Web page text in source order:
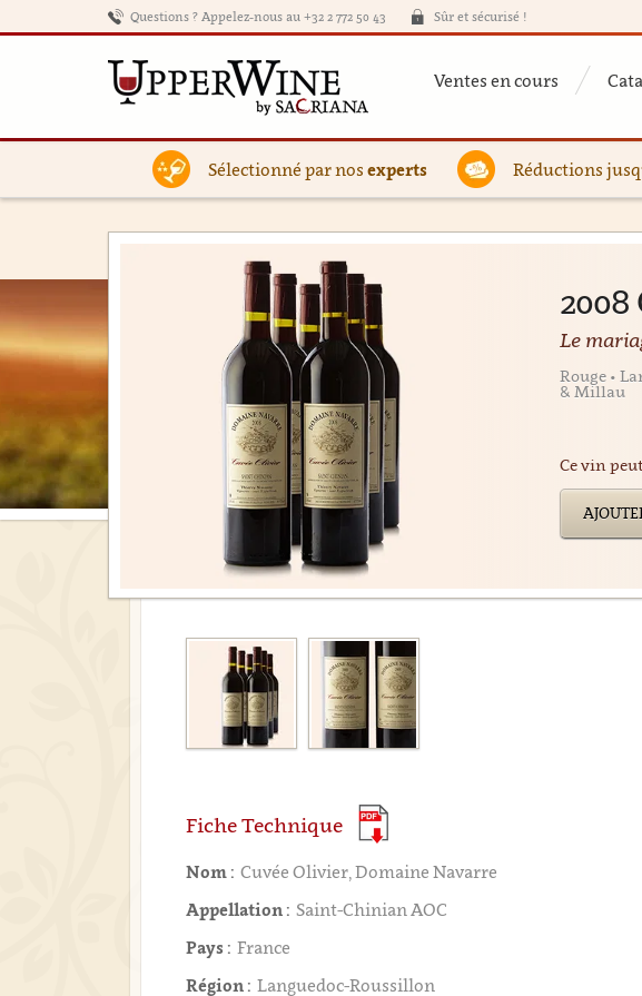
Questions ? Appelez-nous au +32 2 772 50 43 Sûr et sécurisé !
Ventes en cours
Sélectionné par nos experts Réductions
Le
Rouge •
& Millau
Ce vin
Fiche Technique
Nom : Cuvée Olivier, Domaine Navarre
Appellation : Saint-Chinian AOC
Pays : France
Région : Languedoc-Roussillon